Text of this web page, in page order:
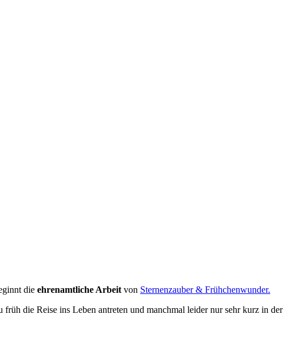
die ehrenamtliche Arbeit von Sternenzauber & Frühchenwunder.
die Reise ins Leben antreten und manchmal leider nur sehr kurz in der